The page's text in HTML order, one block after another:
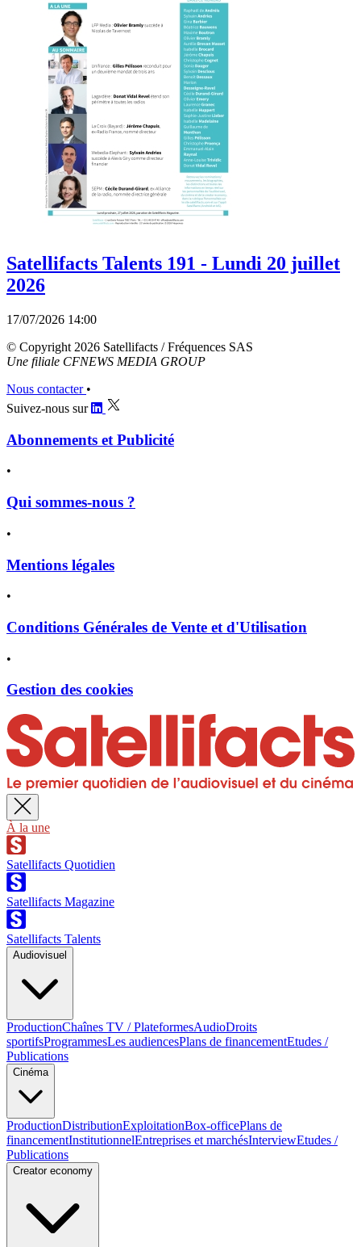
Satellifacts Talents 191 - Lundi 20 juillet
2026
17/07/2026 14:00
© Copyright 2026 Satellifacts / Fréquences SAS
Une filiale CFNEWS MEDIA GROUP
Nous contacter •
Suivez-nous sur
Abonnements et Publicité
•
Qui sommes-nous ?
•
Mentions légales
•
Conditions Générales de Vente et d'Utilisation
•
Gestion des cookies
À la une
Satellifacts Quotidien
Satellifacts Magazine
Satellifacts Talents
Audiovisuel
ProductionChaînes TV / PlateformesAudioDroits
sportifsProgrammesLes audiencesPlans de financementEtudes /
Publications
Cinéma
ProductionDistributionExploitationBox-officePlans de
financementInstitutionnelEntreprises et marchésInterviewEtudes /
Publications
Creator economy